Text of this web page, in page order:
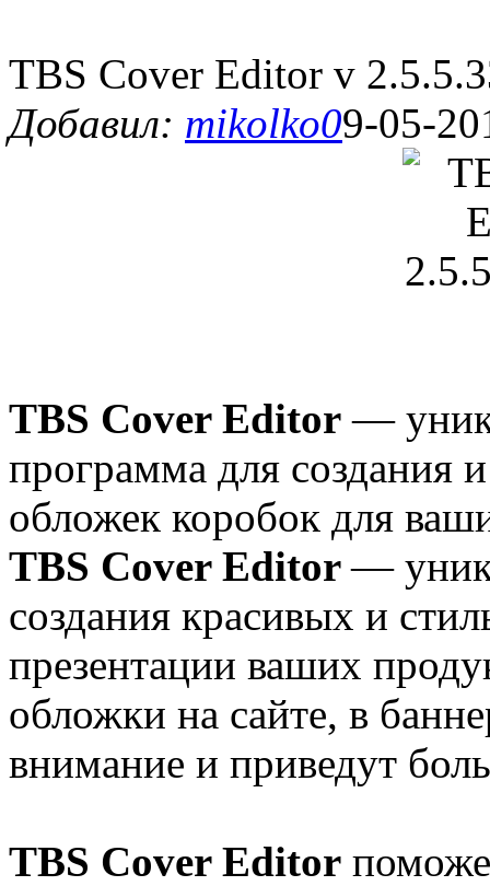
TBS Cover Editor v
Добавил: mikolko09-05-
TBS Cover Editor —
программа для создания
обложек коробок для
TBS Cover Editor—
создания красивых и
презентации ваших
обложки на сайте, в
внимание и приведут
TBS Cover Editor